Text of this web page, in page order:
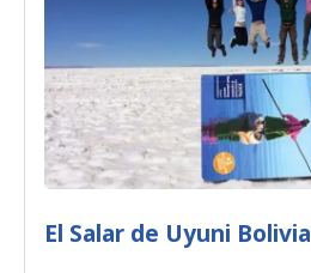
El Salar de Uyuni Bolivia